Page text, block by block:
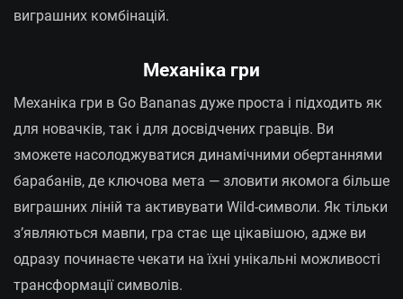
виграшних комбінацій.
Механіка гри
Механіка гри в Go Bananas дуже проста і підходить як
для новачків, так і для досвідчених гравців. Ви
зможете насолоджуватися динамічними обертаннями
барабанів, де ключова мета — зловити якомога більше
виграшних ліній та активувати Wild-символи. Як тільки
з’являються мавпи, гра стає ще цікавішою, адже ви
одразу починаєте чекати на їхні унікальні можливості
трансформації символів.